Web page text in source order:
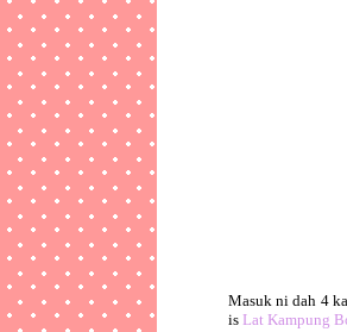
Masuk ni dah 4
is Lat Kampung